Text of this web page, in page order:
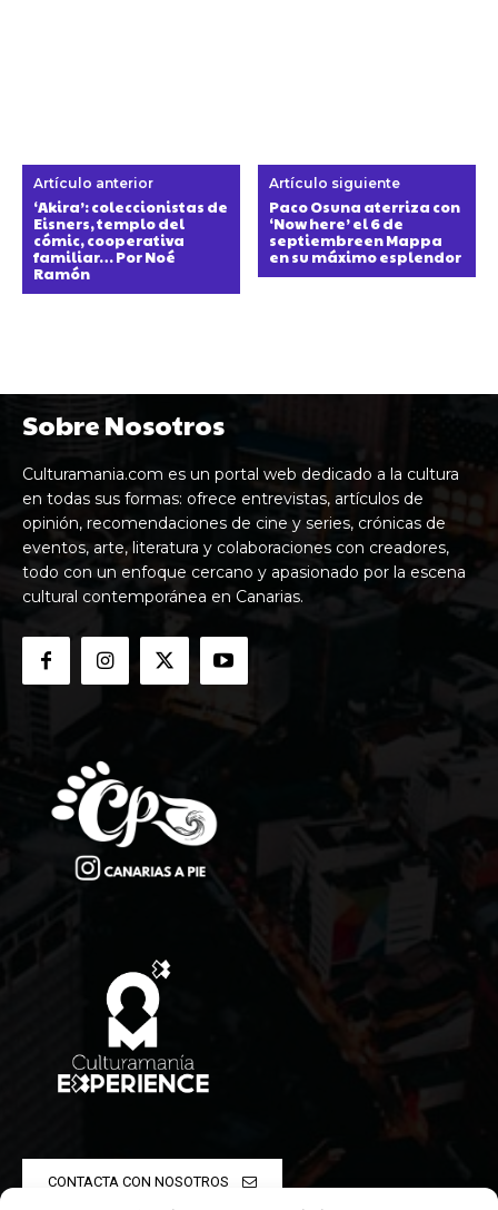
Artículo anterior
‘Akira’: coleccionistas de
Eisners, templo del
cómic, cooperativa
familiar… Por Noé
Ramón
Artículo siguiente
Paco Osuna aterriza con
‘Now here’ el 6 de
septiembreen Mappa
en su máximo esplendor
Sobre Nosotros
Culturamania.com es un portal web dedicado a la cultura
en todas sus formas: ofrece entrevistas, artículos de
opinión, recomendaciones de cine y series, crónicas de
eventos, arte, literatura y colaboraciones con creadores,
todo con un enfoque cercano y apasionado por la escena
cultural contemporánea en Canarias.
CONTACTA CON NOSOTROS